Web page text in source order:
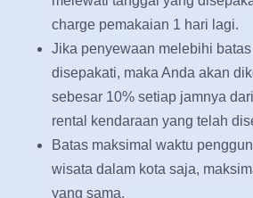
charge pemakaian 1 hari lagi.
Jika penyewaan melebihi
disepakati, maka Anda akan
sebesar 10% setiap jamnya
rental kendaraan yang telah
Batas maksimal waktu
wisata dalam kota saja,
yang sama.